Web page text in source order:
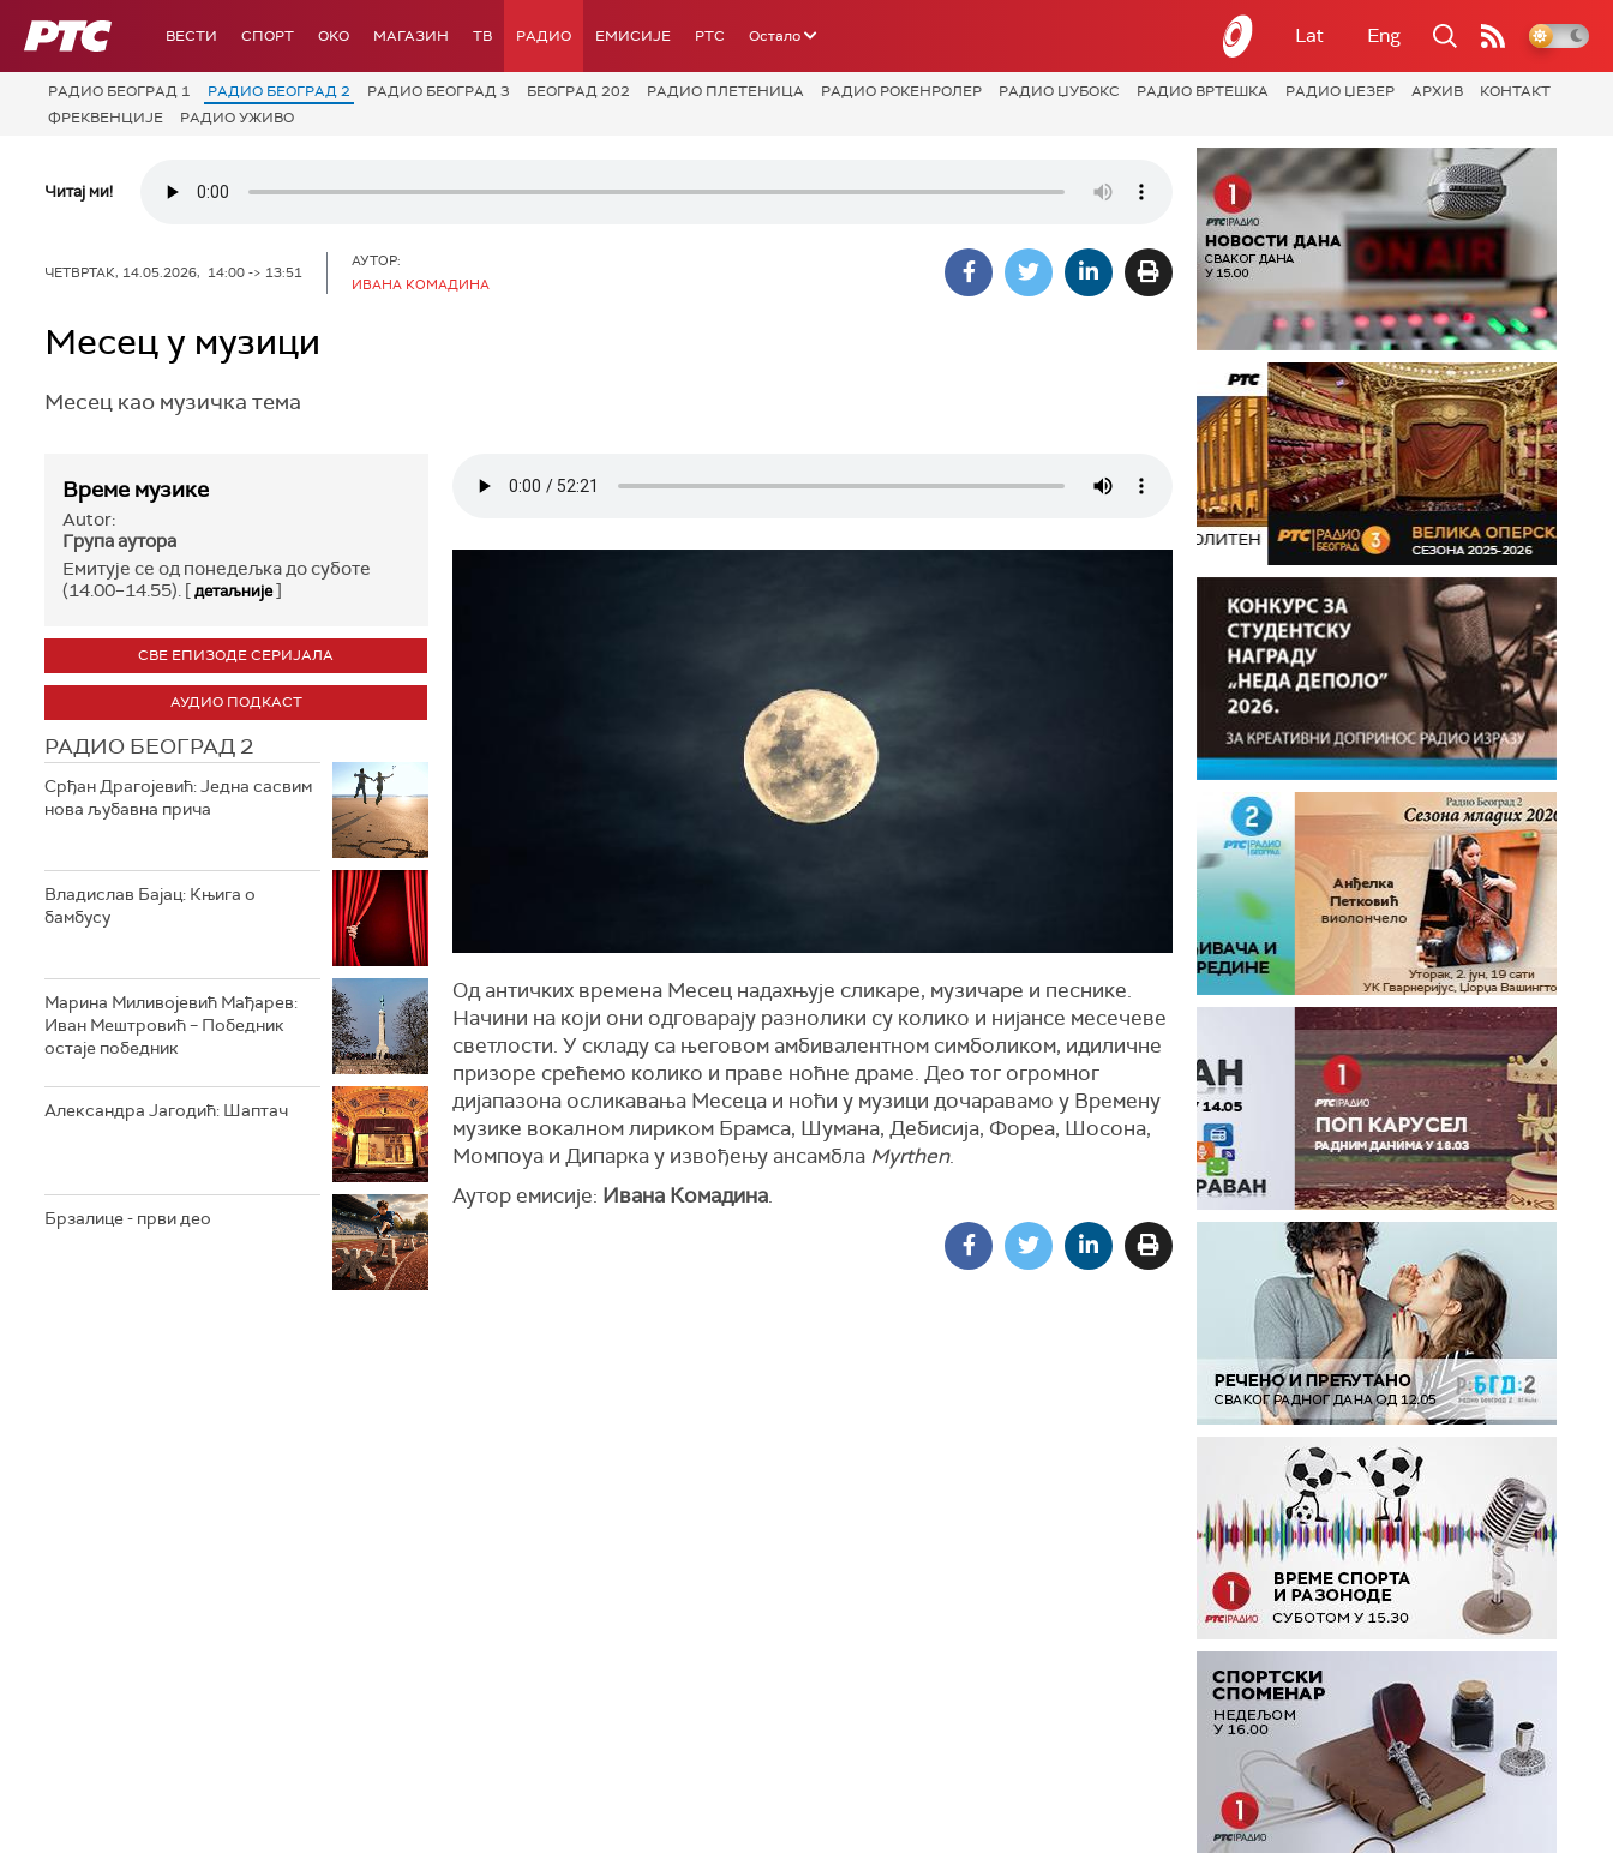
РТС ВЕСТИ СПОРТ OKO МАГАЗИН ТВ РАДИО ЕМИСИЈЕ РТС Остало Lat Eng
РАДИО БЕОГРАД 1 РАДИО БЕОГРАД 2 РАДИО БЕОГРАД 3 БЕОГРАД 202 РАДИО ПЛЕТЕНИЦА РАДИО РОКЕНРОЛЕР РАДИО ЏУБОКС РАДИО ВРТЕШКА РАДИО ЏЕЗЕР АРХИВ
КОНТАКТ
ФРЕКВЕНЦИЈЕ
РАДИО УЖИВО
Читај ми!
ЧЕТВРТАК, 14.05.2026, 14:00 -> 13:51
АУТОР:
ИВАНА КОМАДИНА
Месец у музици
Месец као музичка тема
Време музике
Autor:
Група аутора
Емитује се од понедељка до суботе
(14.00–14.55). [детаљније]
СВЕ ЕПИЗОДЕ СЕРИЈАЛА
АУДИО ПОДКАСТ
РАДИО БЕОГРАД 2
Срђан Драгојевић: Једна сасвим
нова љубавна прича
Владислав Бајац: Књига о
бамбусу
Марина Миливојевић Мађарев:
Иван Мештровић – Победник
остаје победник
Александра Јагодић: Шаптач
Брзалице - први део
Од античких времена Месец надахњује сликаре, музичаре и песнике.
Начини на који они одговарају разнолики су колико и нијансе месечеве
светлости. У складу са његовом амбивалентном симболиком, идиличне
призоре срећемо колико и праве ноћне драме. Део тог огромног
дијапазона осликавања Месеца и ноћи у музици дочаравамо у Времену
музике вокалном лириком Брамса, Шумана, Дебисија, Фореа, Шосона,
Момпоуа и Дипарка у извођењу ансамбла Myrthen.
Аутор емисије: Ивана Комадина.